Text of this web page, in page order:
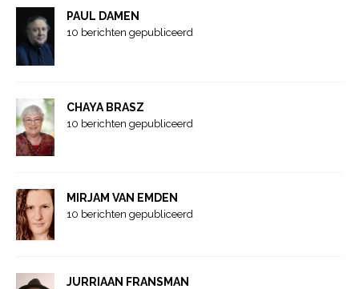
PAUL DAMEN
10 berichten gepubliceerd
CHAYA BRASZ
10 berichten gepubliceerd
MIRJAM VAN EMDEN
10 berichten gepubliceerd
JURRIAAN FRANSMAN